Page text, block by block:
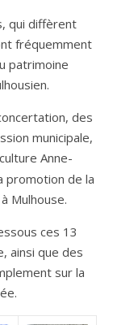
qui diffèrent
fréquemment
patrimoine
des
municipale,
Anne-
promotion de la
Mulhouse.
ces 13
ainsi que des
sur la